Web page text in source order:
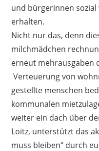
und bürgerinnen
erhalten.
Nicht nur das, denn
milchmädchen
erneut mehrausgaben
Verteuerung von
gestellte menschen
kommunalen
weiter ein dach über
Loitz, unterstützt das
muss bleiben“ durch